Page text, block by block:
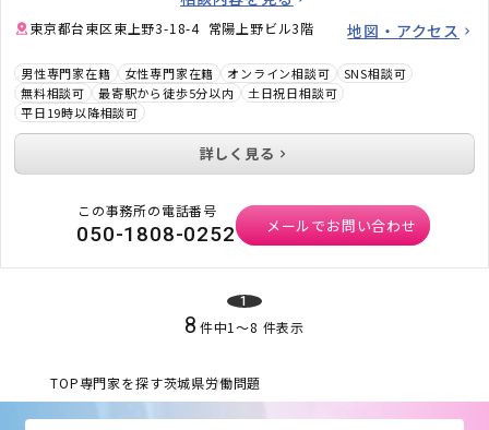
と言っていただくことも多い事務所ですので、
安心してご相談ください。
東京都台東区東上野3-18-4 常陽上野ビル3階 地図・アクセス
男性専門家在籍 女性専門家在籍 オンライン相談可
SNS相談可
無料相談可
最寄駅から徒歩5分以内
土日祝日相談可
平日19時以降相談可
詳しく見る
この事務所の電話番号
050-1808-0252 メールでお問い合わせ
1
8 件中1〜8 件表示
TOP専門家を探す茨城県労働問題